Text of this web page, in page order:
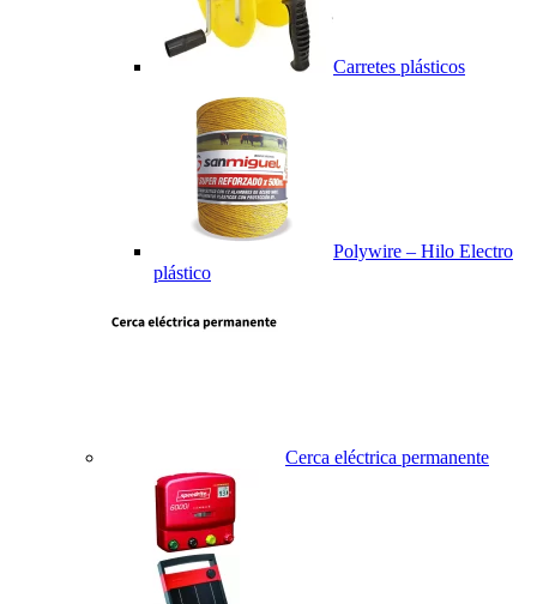
Carretes plásticos
Polywire – Hilo Electro
plástico
Cerca eléctrica permanente